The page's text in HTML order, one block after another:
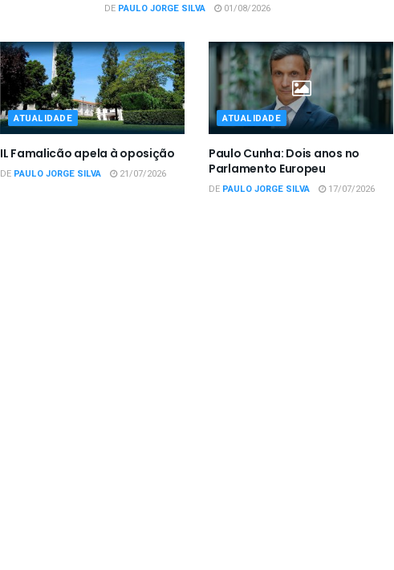
DE PAULO JORGE SILVA 01/08/2026
ATUALIDADE
IL Famalicão apela à oposição
DE PAULO JORGE SILVA 21/07/2026
ATUALIDADE
Paulo Cunha: Dois anos no
Parlamento Europeu
DE PAULO JORGE SILVA 17/07/2026